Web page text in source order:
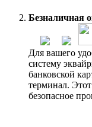
Безналичная
Для вашего
систему
банковской
терминал.
безопасное